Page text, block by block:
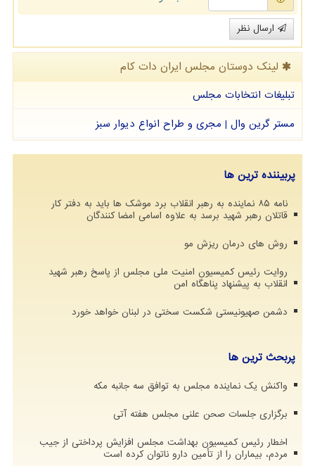
ارسال نظر
لینک دوستان مجلس ایران دات كام
تبلیغات انتخابات مجلس
مستر گرین وال | مجری و طراح انواع دیوار سبز
پربیننده ترین ها
نامه ۸۵ نماینده به رهبر انقلاب برد موشک ها باید به دفتر کار
قاتلان رهبر شهید برسد به علاوه اسامی امضا کنندگان
روش های درمان ریزش مو
روایت رئیس کمیسیون امنیت ملی مجلس از پاسخ رهبر شهید
انقلاب به پیشنهاد پناهگاه امن
دشمن صهیونیستی شکست سختی در لبنان خواهد خورد
پربحث ترین ها
واکنش یک نماینده مجلس به توافق سه جانبه مکه
برگزاری جلسات صحن علنی مجلس هفته آتی
اخطار رئیس کمیسیون بهداشت مجلس افزایش پرداختی از جیب
مردم، بیماران را از تأمین دارو ناتوان کرده است